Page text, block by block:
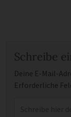
Schreibe
Deine E-Mail-
Erforderliche